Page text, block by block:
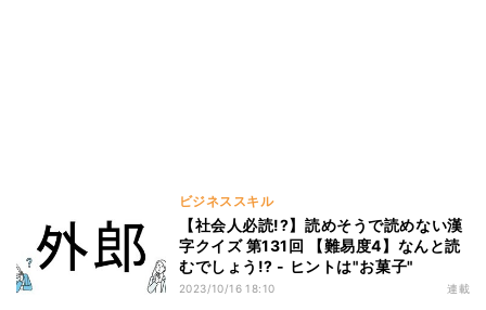
ビジネススキル
【社会人必読!?】読めそうで読めない漢
字クイズ 第131回 【難易度4】なんと読
むでしょう!? - ヒントは"お菓子"
2023/10/16 18:10 連載